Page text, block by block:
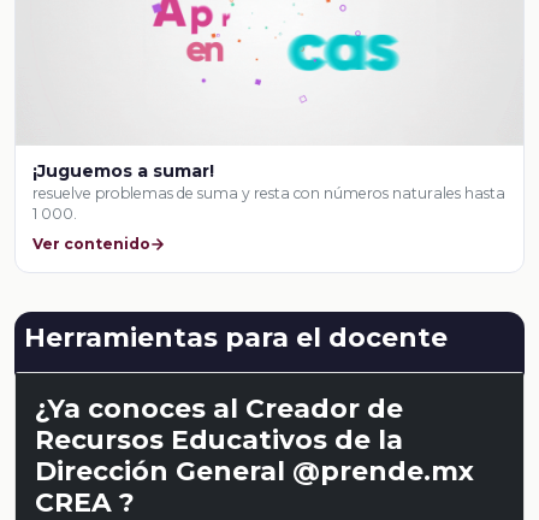
¡Juguemos a sumar!
resuelve problemas de suma y resta con números naturales hasta
1 000.
Ver contenido
Herramientas para el docente
¿Ya conoces al Creador de
Recursos Educativos de la
Dirección General @prende.mx
CREA ?